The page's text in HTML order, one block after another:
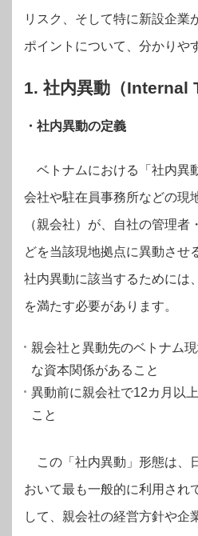
リスク、そして特に新設企業
ポイントについて、分かりや
1. 社内異動（Internal
・社内異動の定義
ベトナムにおける「社内異
会社や駐在員事務所などの現
（親会社）が、自社の管理
どを当該現地拠点に異動させ
社内異動に該当するためには
を満たす必要があります。
親会社と異動先のベトナム
な資本関係があること
異動前に親会社で12カ月以
こと
この「社内異動」形態は、
おいて最も一般的に利用され
して、親会社の経営方針や企